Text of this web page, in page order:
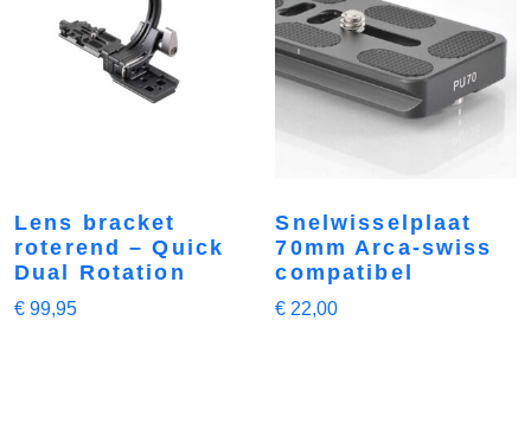
Lens bracket
roterend – Quick
Dual Rotation
€ 99,95
Snelwisselplaat
70mm Arca-swiss
compatibel
€ 22,00